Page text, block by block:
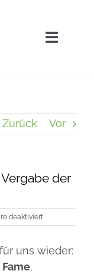
Zurück Vor
der
deaktiviertfür
Mall
Fame
uns wieder:
.